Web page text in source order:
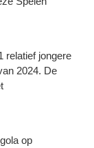
relatief jongere
2024. De
op